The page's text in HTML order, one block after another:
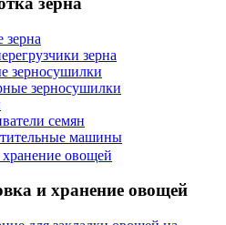
зерна
зерносушилки
зерносушилки
семян
машины
овощей
и хранение овощей